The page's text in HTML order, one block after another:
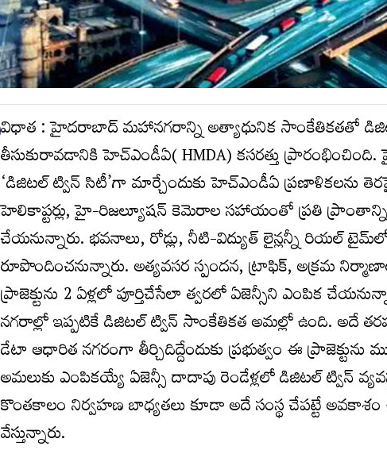
విధాత : హైదరాబాద్ మహానగరాన్ని అత్యాధునిక సాంకేతికతతో
తీసుకురావడానికి హెచ్ఎండీఏ( HMDA) కసరత్తు
‘డిజిటల్ ట్విన్ సిటీ’గా మార్చేందుకు హెచ్ఎండీఏ ప్రణాళికలను
హెలికాప్టర్లు, హై-రిజల్యూషన్ కెమెరాల సహాయంతో ప్రతి
చేయనున్నారు. భవనాలు, రోడ్లు, నీటి-విద్యుత్ లైన్లన్నీ రియల్
రూపొందించనున్నారు. అత్యవసర స్పందన, ట్రాఫిక్, అక్రమ
ప్రాజెక్టును 2 ఏళ్లలో పూర్తిచేసేలా త్వరలో ఏజెన్సీని ఎంపిక
నగరాల్లో ఇప్పటికే డిజిటల్ ట్విన్ సాంకేతికత అమల్లో ఉంది. అదే
డేటా ఆధారిత నగరంగా తీర్చిదిద్దేందుకు ప్రభుత్వం ఈ ప్రాజెక్టును
అమలుకు ఎంపికయ్యే ఏజెన్సీ దాదాపు రెండేళ్లలో డిజిటల్ ట్విన్
కొంతకాలం నిర్వహణ బాధ్యతలు కూడా అదే సంస్థ చేపట్టే అవకాశం
వేస్తున్నారు.